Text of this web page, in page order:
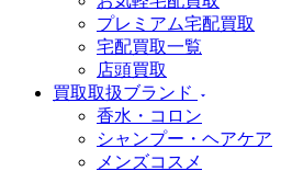
プレミアム宅配買取
宅配買取一覧
店頭買取
買取取扱ブランド
香水・コロン
シャンプー・ヘアケア
メンズコスメ